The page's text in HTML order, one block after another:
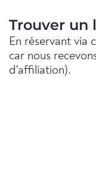
Trouver un
En réservant via
car nous
d'affiliation).